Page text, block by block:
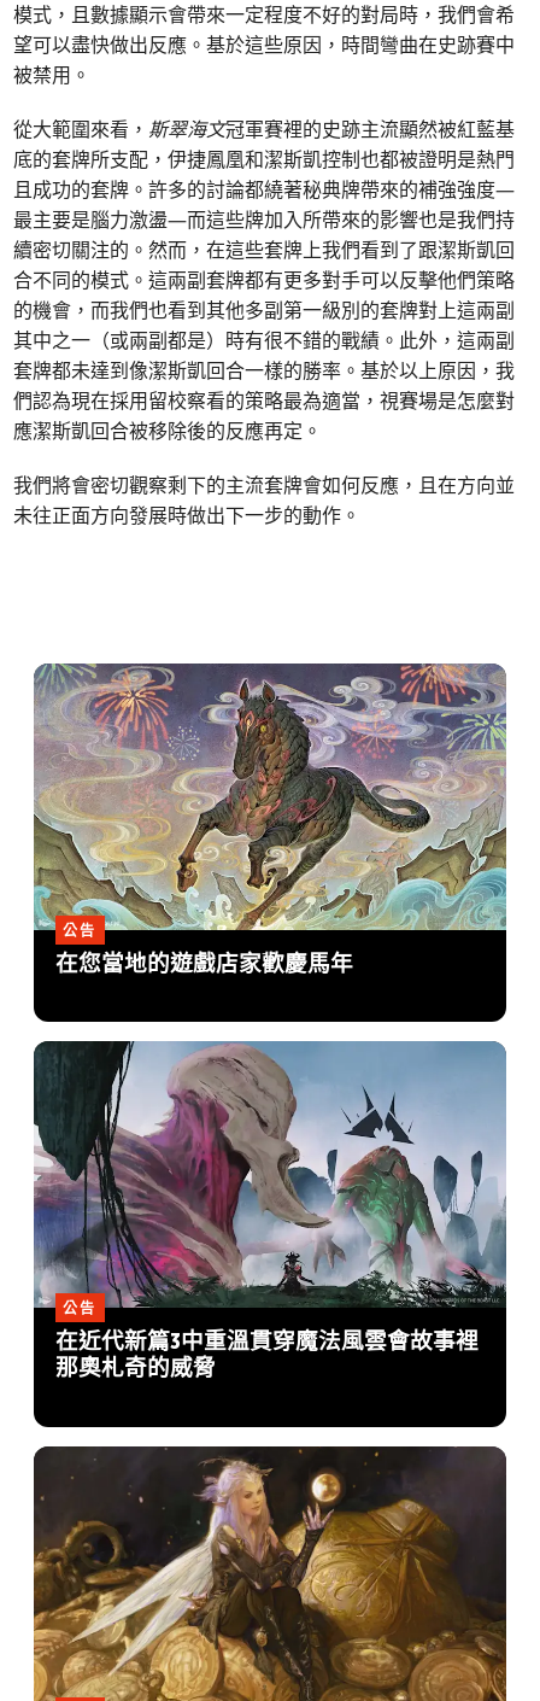
模式，且數據顯示會帶來一定程度不好的對局時，我們會希
望可以盡快做出反應。基於這些原因，時間彎曲在史跡賽中
被禁用。
從大範圍來看， 斯翠海文冠軍賽裡的史跡主流顯然被紅藍基
底的套牌所支配，伊捷鳳凰和潔斯凱控制也都被證明是熱門
且成功的套牌。許多的討論都繞著秘典牌帶來的補強強度—
最主要是腦力激盪—而這些牌加入所帶來的影響也是我們持
續密切關注的。然而，在這些套牌上我們看到了跟潔斯凱回
合不同的模式。這兩副套牌都有更多對手可以反擊他們策略
的機會，而我們也看到其他多副第一級別的套牌對上這兩副
其中之一（或兩副都是）時有很不錯的戰績。此外，這兩副
套牌都未達到像潔斯凱回合一樣的勝率。基於以上原因，我
們認為現在採用留校察看的策略最為適當，視賽場是怎麼對
應潔斯凱回合被移除後的反應再定。
我們將會密切觀察剩下的主流套牌會如何反應，且在方向並
未往正面方向發展時做出下一步的動作。
公告
在您當地的遊戲店家歡慶馬年
公告
在近代新篇3中重溫貫穿魔法風雲會故事裡
那奧札奇的威脅